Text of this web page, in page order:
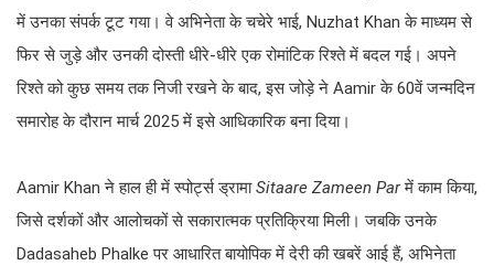
में उनका संपर्क टूट गया। वे अभिनेता के चचेरे भाई, Nuzhat Khan के माध्यम से
फिर से जुड़े और उनकी दोस्ती धीरे-धीरे एक रोमांटिक रिश्ते में बदल गई। अपने
रिश्ते को कुछ समय तक निजी रखने के बाद, इस जोड़े ने Aamir के 60वें जन्मदिन
समारोह के दौरान मार्च 2025 में इसे आधिकारिक बना दिया।
Aamir Khan ने हाल ही में स्पोर्ट्स ड्रामाSitaare Zameen Parमें काम किया,
जिसे दर्शकों और आलोचकों से सकारात्मक प्रतिक्रिया मिली। जबकि उनके
Dadasaheb Phalke पर आधारित बायोपिक में देरी की खबरें आई हैं, अभिनेता